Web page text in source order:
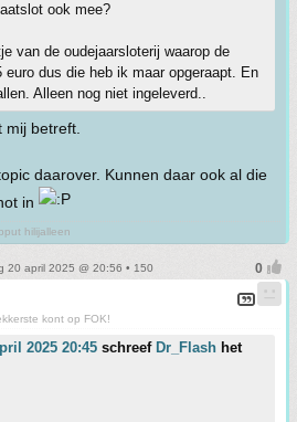
ook mee?
van de oudejaarsloterij waarop de
dus die heb ik maar opgeraapt. En
Alleen nog niet ingeleverd..
betreft.
daarover. Kunnen daar ook al die
in
hilijalleen
20 april 2025 @ 20:56 • 150
kont op FOK!
2025 20:45 schreef Dr_Flash het